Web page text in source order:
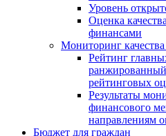
Уровень
Оценка
финансами
Мониторинг
Рейтинг
рейтинговых
Результаты
финансового
направлениям
Бюджет для граждан